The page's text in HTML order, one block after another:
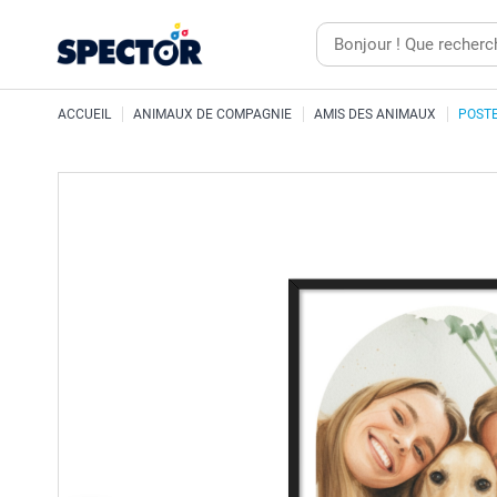
ACCUEIL ANIMAUX DE COMPAGNIE AMIS DES ANIMAUX